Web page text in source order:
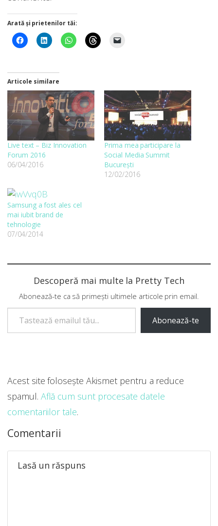
Arată și prietenilor tăi:
Articole similare
Live text – Biz Innovation
Forum 2016
06/04/2016
Prima mea participare la
Social Media Summit
București
12/02/2016
Samsung a fost ales cel
mai iubit brand de
tehnologie
07/04/2014
Descoperă mai multe la Pretty Tech
Abonează-te ca să primești ultimele articole prin email.
Tastează emailul tău...
Abonează-te
Comentarii
Lasă un răspuns
Acest site folosește Akismet pentru a reduce
spamul. Află cum sunt procesate datele
comentariilor tale.